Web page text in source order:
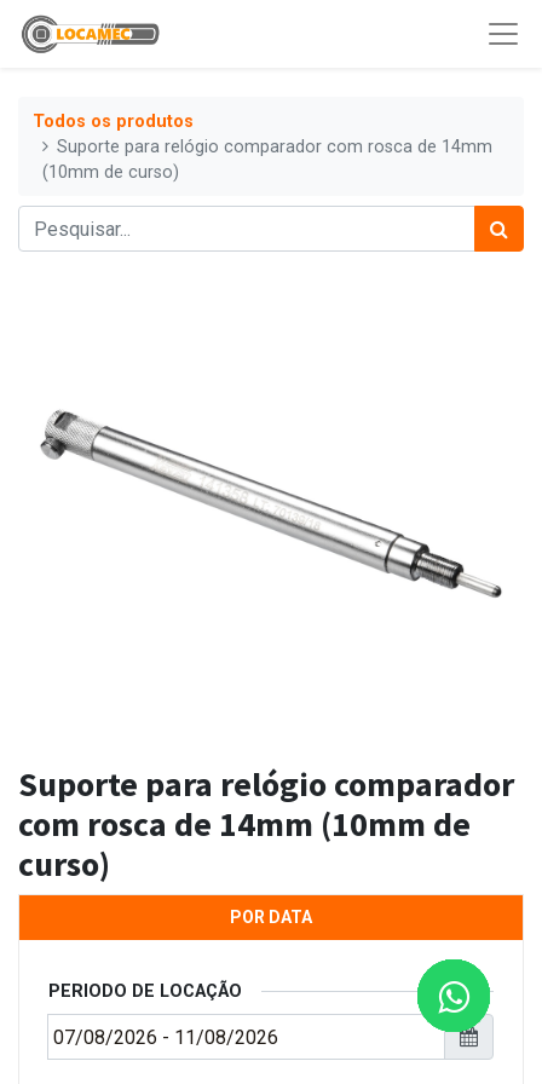
Todos os produtos
Suporte para relógio comparador com rosca de 14mm
(10mm de curso)
Suporte para relógio comparador
com rosca de 14mm (10mm de
curso)
POR DATA
PERIODO DE LOCAÇÃO